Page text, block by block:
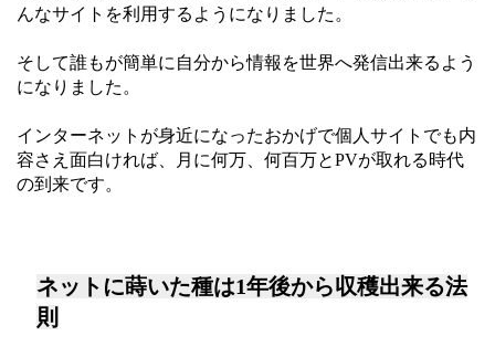
んなサイトを利用するようになりました。
そして誰もが簡単に自分から情報を世界へ発信出来るよう
になりました。
インターネットが身近になったおかげで個人サイトでも内
容さえ面白ければ、月に何万、何百万とPVが取れる時代
の到来です。
ネットに蒔いた種は1年後から収穫出来る法
則